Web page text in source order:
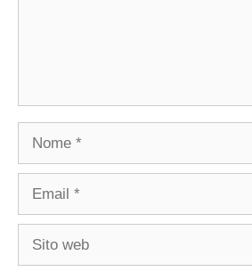
Nome
Email
Sito